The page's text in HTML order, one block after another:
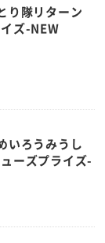
隊リターン
ズ-NEW
ろうみうし
ーズプライズ-